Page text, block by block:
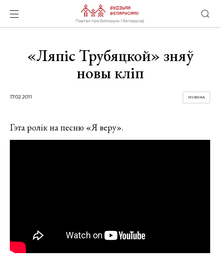
«Ляпіс Трубяцкой» зняў
новы кліп
17.02.2011 МУЗЫКА
Гэта ролік на песню «Я веру».